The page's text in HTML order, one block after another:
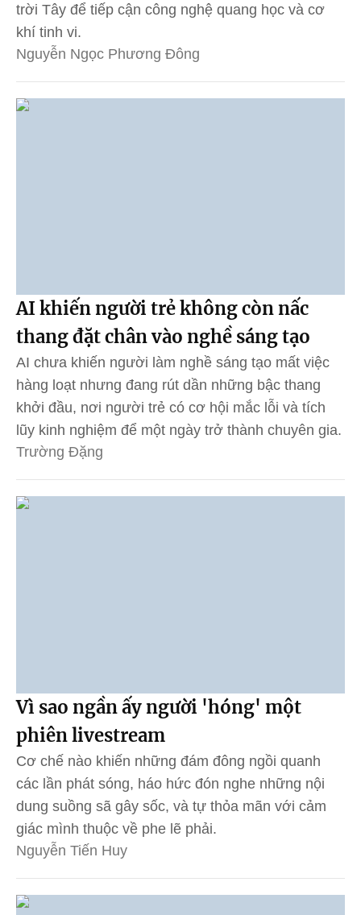
trời Tây để tiếp cận công nghệ quang học và cơ
khí tinh vi.
Nguyễn Ngọc Phương Đông
AI khiến người trẻ không còn nấc
thang đặt chân vào nghề sáng tạo
AI chưa khiến người làm nghề sáng tạo mất việc
hàng loạt nhưng đang rút dần những bậc thang
khởi đầu, nơi người trẻ có cơ hội mắc lỗi và tích
lũy kinh nghiệm để một ngày trở thành chuyên gia.
Trường Đặng
Vì sao ngần ấy người 'hóng' một
phiên livestream
Cơ chế nào khiến những đám đông ngồi quanh
các lần phát sóng, háo hức đón nghe những nội
dung suồng sã gây sốc, và tự thỏa mãn với cảm
giác mình thuộc về phe lẽ phải.
Nguyễn Tiến Huy